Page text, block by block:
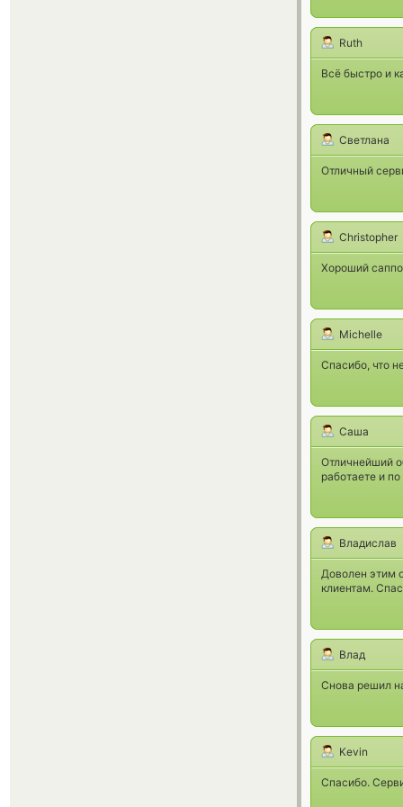
Ruth
Всё быстро и
Светлана
Отличный
Christopher
Хороший
Michelle
Спасибо, что
Саша
Отличнейший
работаете и по
Владислав
Доволен этим
клиентам.
Влад
Снова решил
Kevin
Спасибо.